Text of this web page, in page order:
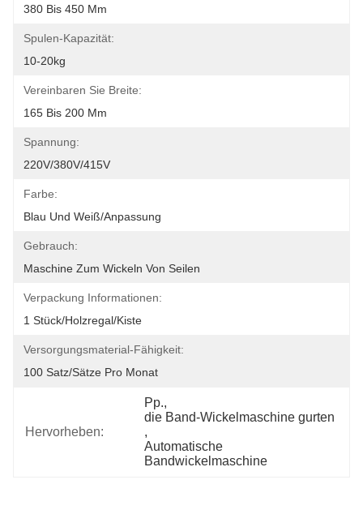
380 Bis 450 Mm
Spulen-Kapazität:
10-20kg
Vereinbaren Sie Breite:
165 Bis 200 Mm
Spannung:
220V/380V/415V
Farbe:
Blau Und Weiß/Anpassung
Gebrauch:
Maschine Zum Wickeln Von Seilen
Verpackung Informationen:
1 Stück/Holzregal/Kiste
Versorgungsmaterial-Fähigkeit:
100 Satz/Sätze Pro Monat
Hervorheben:
Pp.,
die Band-Wickelmaschine gurten
,
Automatische
Bandwickelmaschine